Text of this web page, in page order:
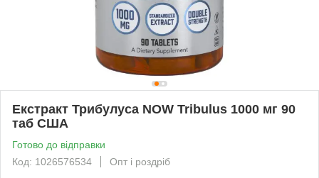
Екстракт Трибулуса NOW Tribulus 1000 мг 90
таб США
Готово до відправки
Код: 1026576534
Опт і роздріб